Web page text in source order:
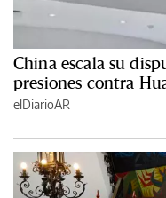
China escala su
presiones contra
elDiarioAR